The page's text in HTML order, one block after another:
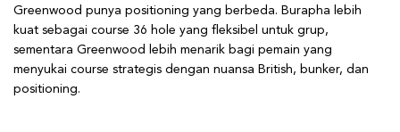
Greenwood punya positioning yang berbeda. Burapha lebih
kuat sebagai course 36 hole yang fleksibel untuk grup,
sementara Greenwood lebih menarik bagi pemain yang
menyukai course strategis dengan nuansa British, bunker, dan
positioning.